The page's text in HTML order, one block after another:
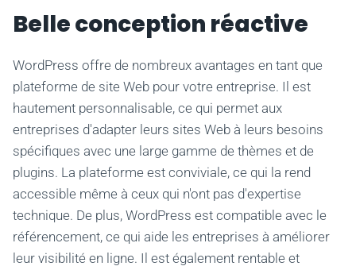
Belle conception réactive
WordPress offre de nombreux avantages en tant que
plateforme de site Web pour votre entreprise. Il est
hautement personnalisable, ce qui permet aux
entreprises d'adapter leurs sites Web à leurs besoins
spécifiques avec une large gamme de thèmes et de
plugins. La plateforme est conviviale, ce qui la rend
accessible même à ceux qui n'ont pas d'expertise
technique. De plus, WordPress est compatible avec le
référencement, ce qui aide les entreprises à améliorer
leur visibilité en ligne. Il est également rentable et